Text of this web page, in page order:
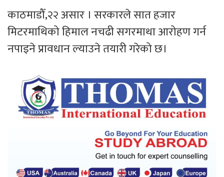
काठमाडौँ,२२ असार । सरकारले सात हजार
मिटरमाथिको हिमाल नचढी सगरमाथा आरोहण गर्न
नपाइने प्रावधान ल्याउने तयारी गरेको छ।